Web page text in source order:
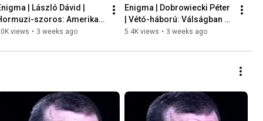
| László Dávid |
szoros: Amerika
az irányítást?
views • 3 weeks ago
Enigma | Dobrowiecki Péter
| Vétó-háború: Válságban a
Tusk-kormány?
5.4K views • 3 weeks ago